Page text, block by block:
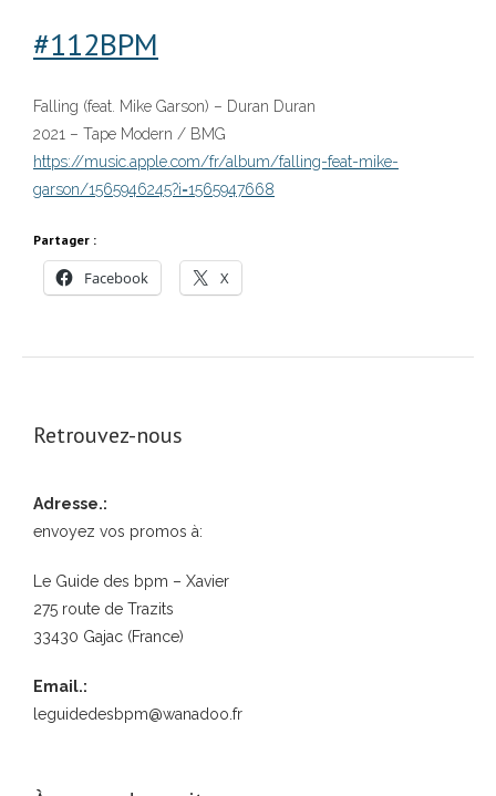
#112BPM
Falling (feat. Mike Garson) – Duran Duran
2021 – Tape Modern / BMG
https://music.apple.com/fr/album/falling-feat-mike-
garson/1565946245?i=1565947668
Partager :
Facebook X
Retrouvez-nous
Adresse.:
envoyez vos promos à:
Le Guide des bpm – Xavier
275 route de Trazits
33430 Gajac (France)
Email.:
leguidedesbpm@wanadoo.fr